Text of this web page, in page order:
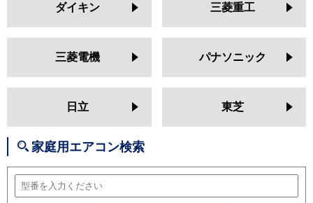
255DEX
CS-255DHX CS-254DLX
MSZ-AXV2525
MSZ-BXV2525
MSZ-JXV2525 MSZ-ZXV2525
MSZ-BXV2524
MSZ-JXV2524
MSZ-ZXV2524 MSZ-GV2523
MSZ-AXV2523
MSZ-JXV2523
MSZ-ZXV2523
MSZ-BXV2522
MSZ-ZXV2522
日立 RAS-XJ2525S RAS-AJ25R RAS-
ダイキン 三菱重工
三菱電機 パナソニック
日立 東芝
家庭用エアコン検索